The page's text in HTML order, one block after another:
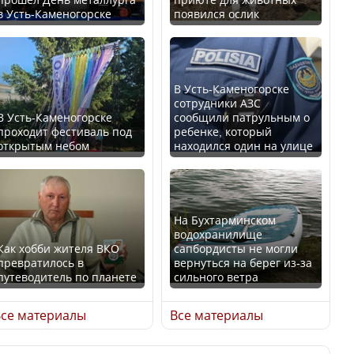
возглавил
благополучия
стран Центральной
ли представлены
регионов в
төменгі жалақы,
экология: жеті
сайлаушылармен
талқылап жатыр?
В России введены
дополнительные
ограничения для
казахстанских прав
Трамп официально
вступил в должность
президента США
Луну признали объектом
культурного наследия,
находящегося под
угрозой исчезновения
Усть-Каменогорске
Усть-Каменогорске
фестиваль под
небом
хобби жителя ВКО
в
по планете
материалы
появился ослик
В Усть-Каменогорске
сотрудники АЗС
сообщили патрульным о
ребенке, который
находился один на улице
На Бухтарминском
водохранилище
сапбордисты не могли
вернуться на берег из-за
сильного ветра
Все материалы